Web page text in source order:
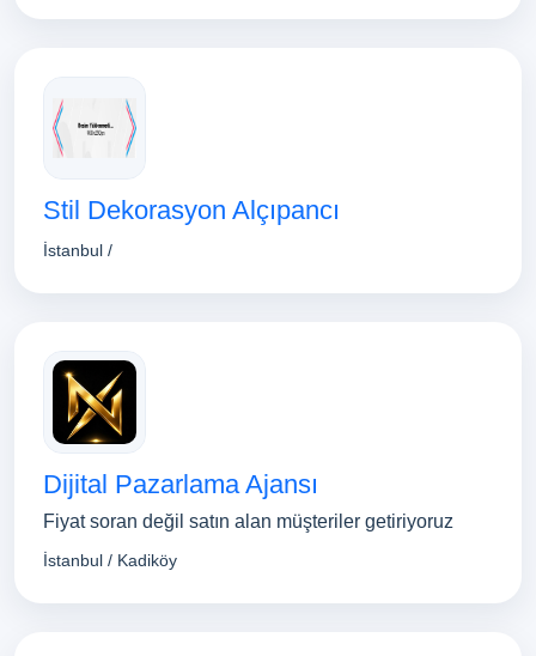
Stil Dekorasyon Alçıpancı
İstanbul /
Dijital Pazarlama Ajansı
Fiyat soran değil satın alan müşteriler getiriyoruz
İstanbul / Kadiköy